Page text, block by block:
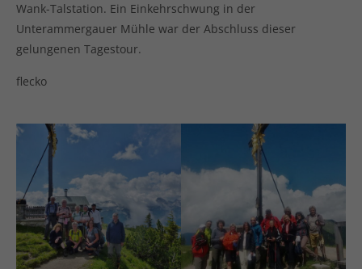
Wank-Talstation. Ein Einkehrschwung in der
Unterammergauer Mühle war der Abschluss dieser
gelungenen Tagestour.
flecko